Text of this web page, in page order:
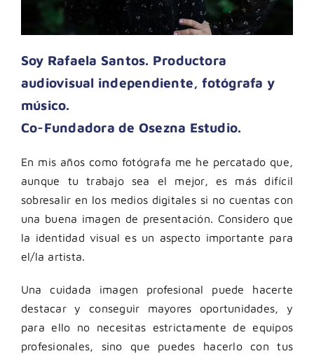
Soy Rafaela Santos. Productora
audiovisual independiente, fotógrafa y
músico.
Co-Fundadora de Osezna Estudio.
En mis años como fotógrafa me he percatado que,
aunque tu trabajo sea el mejor, es más difícil
sobresalir en los medios digitales si no cuentas con
una buena imagen de presentación. Considero que
la identidad visual es un aspecto importante para
el/la artista.
Una cuidada imagen profesional puede hacerte
destacar y conseguir mayores oportunidades, y
para ello no necesitas estrictamente de equipos
profesionales, sino que puedes hacerlo con tus